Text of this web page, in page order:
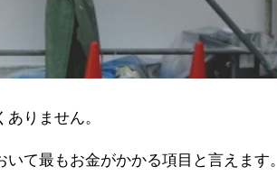
りません。
て最もお金がかかる項目と言えます。